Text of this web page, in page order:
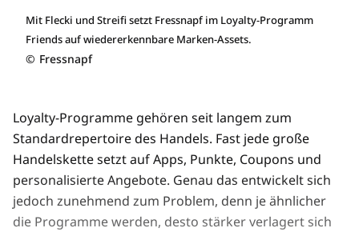
Mit Flecki und Streifi setzt Fressnapf im Loyalty-Programm
Friends auf wiedererkennbare Marken-Assets.
© Fressnapf
Loyalty-Programme gehören seit langem zum
Standardrepertoire des Handels. Fast jede große
Handelskette setzt auf Apps, Punkte, Coupons und
personalisierte Angebote. Genau das entwickelt sich
jedoch zunehmend zum Problem, denn je ähnlicher
die Programme werden, desto stärker verlagert sich